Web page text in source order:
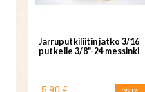
Jarruputkiliitin jatko 3/16
putkelle 3/8"-24 messinki